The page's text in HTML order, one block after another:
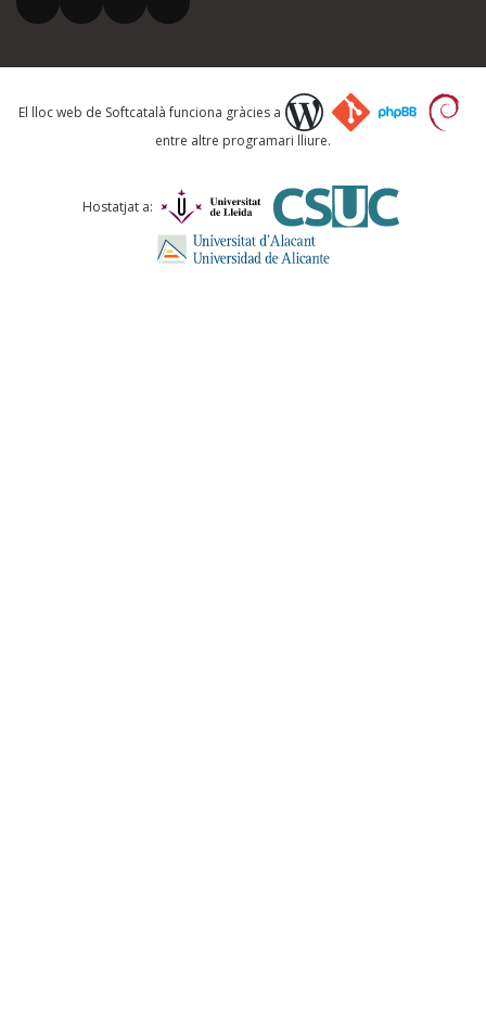
El lloc web de Softcatalà funciona gràcies a
entre altre programari lliure.
Hostatjat a: